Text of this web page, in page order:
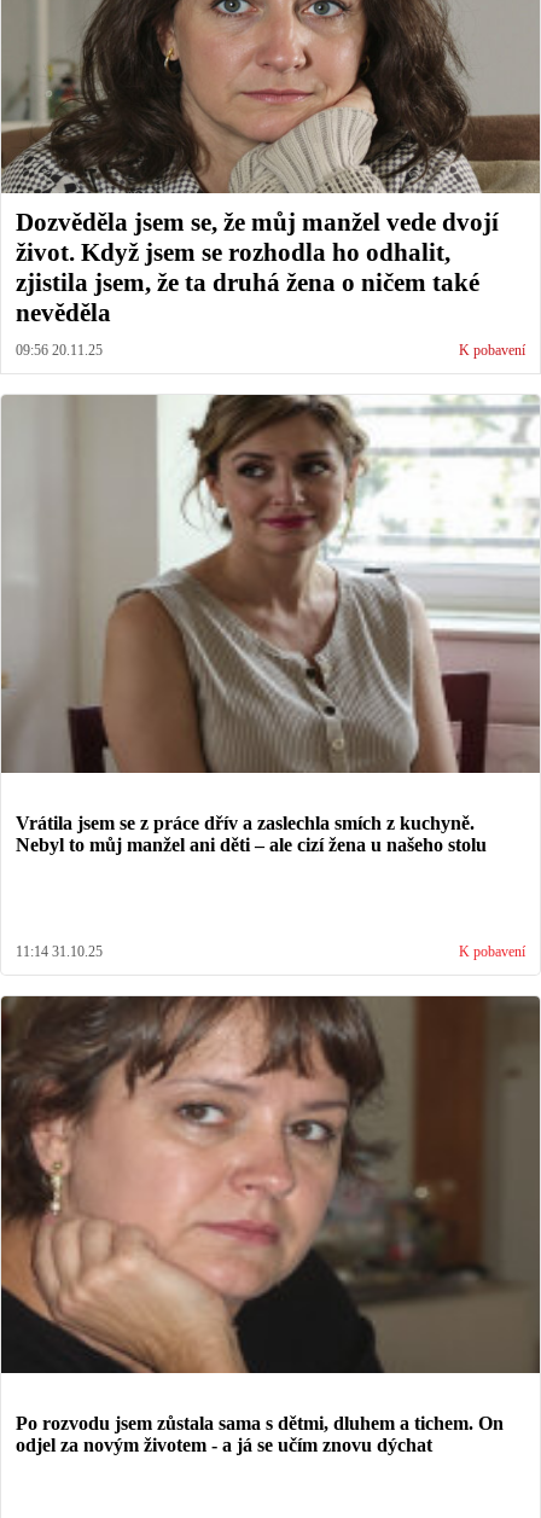
Dozvěděla jsem se, že můj manžel vede dvojí
život. Když jsem se rozhodla ho odhalit,
zjistila jsem, že ta druhá žena o ničem také
nevěděla
09:56 20.11.25 K pobavení
Vrátila jsem se z práce dřív a zaslechla smích z kuchyně.
Nebyl to můj manžel ani děti – ale cizí žena u našeho stolu
11:14 31.10.25 K pobavení
Po rozvodu jsem zůstala sama s dětmi, dluhem a tichem. On
odjel za novým životem - a já se učím znovu dýchat